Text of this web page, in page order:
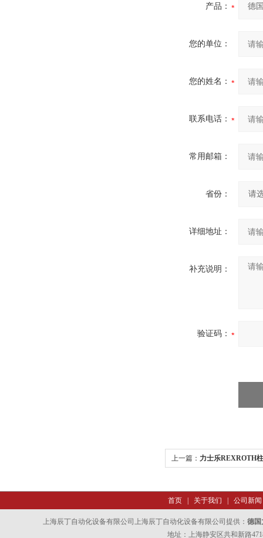
产品：
您的单位：
您的姓名：
联系电话：
常用邮箱：
省份：
详细地址：
补充说明：
验证码：
上一篇： 力士乐REXROTH
首页| 关于我们 公司新闻
上海辰丁自动化设备有限公司上海辰丁自动化设备有限公司提供： 德国
地址：上海静安区共和新路